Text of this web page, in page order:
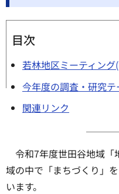
目次
若林地区ミーティン
今年度の調査・研究テ
関連リンク
令和7年度世田谷地域「
域の中で「まちづくり」
います。